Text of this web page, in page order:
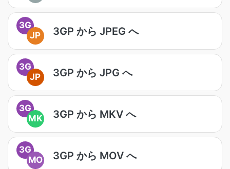
3G
JP
3GP から JPEG へ
3G
JP
3GP から JPG へ
3G
MK
3GP から MKV へ
3G
MO
3GP から MOV へ